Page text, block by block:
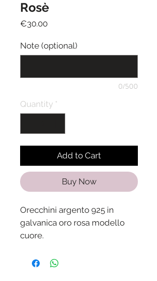
Rosè
€30.00Price
Note (optional)
0/500
Quantity *
Add to Cart
Buy Now
Orecchini argento 925 in
galvanica oro rosa modello
cuore.